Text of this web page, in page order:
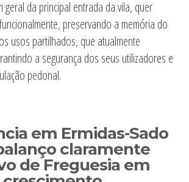
geral da principal entrada da vila, quer
preservando a memória do
usos partilhados, que atualmente
a segurança dos seus utilizadores e
pedonal.
em Ermidas-Sado
claramente
de Freguesia em